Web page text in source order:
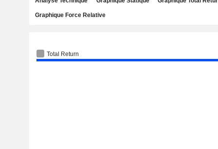
Graphique Force Relative
Total Return